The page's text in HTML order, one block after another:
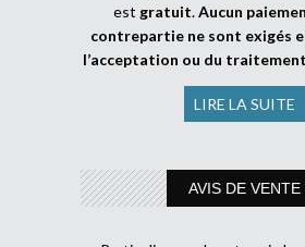
est gratuit.Aucun
contrepartie ne sont exigés
l’acceptation ou du
LIRE LA SUITE
AVIS DE VENTE